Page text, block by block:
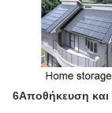
6Αποθήκευση